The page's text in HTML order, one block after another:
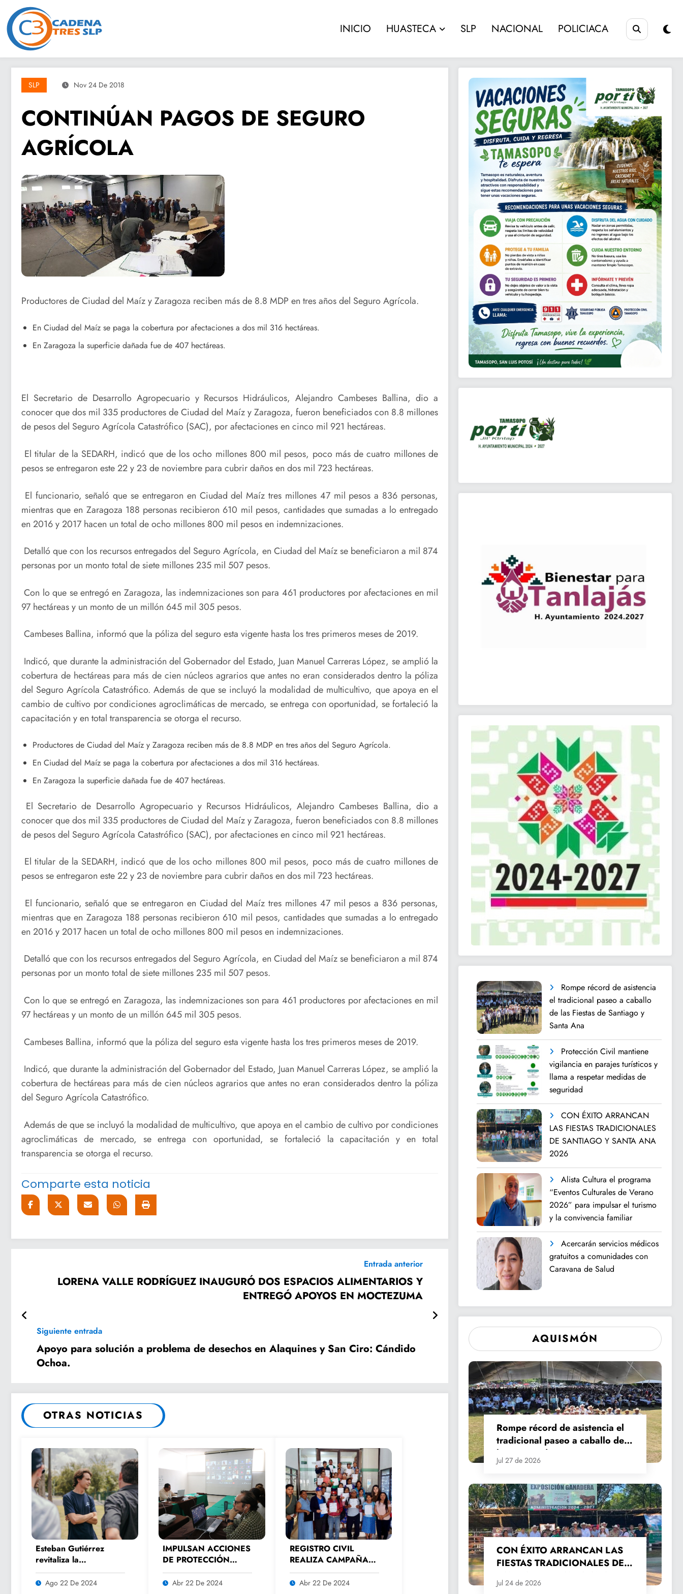
contenido
INICIO HUASTECA SLP NACIONAL POLICIACA
SLP Nov 24 De 2018
CONTINÚAN PAGOS DE SEGURO
AGRÍCOLA
Productores de Ciudad del Maíz y Zaragoza reciben más de 8.8 MDP en tres años del Seguro Agrícola.
En Ciudad del Maíz se paga la cobertura por afectaciones a dos mil 316 hectáreas.
En Zaragoza la superficie dañada fue de 407 hectáreas.
El Secretario de Desarrollo Agropecuario y Recursos Hidráulicos, Alejandro Cambeses Ballina, dio a
conocer que dos mil 335 productores de Ciudad del Maíz y Zaragoza, fueron beneficiados con 8.8 millones
de pesos del Seguro Agrícola Catastrófico (SAC), por afectaciones en cinco mil 921 hectáreas.
El titular de la SEDARH, indicó que de los ocho millones 800 mil pesos, poco más de cuatro millones de
pesos se entregaron este 22 y 23 de noviembre para cubrir daños en dos mil 723 hectáreas.
El funcionario, señaló que se entregaron en Ciudad del Maíz tres millones 47 mil pesos a 836 personas,
mientras que en Zaragoza 188 personas recibieron 610 mil pesos, cantidades que sumadas a lo entregado
en 2016 y 2017 hacen un total de ocho millones 800 mil pesos en indemnizaciones.
Detalló que con los recursos entregados del Seguro Agrícola, en Ciudad del Maíz se beneficiaron a mil 874
personas por un monto total de siete millones 235 mil 507 pesos.
Con lo que se entregó en Zaragoza, las indemnizaciones son para 461 productores por afectaciones en mil
97 hectáreas y un monto de un millón 645 mil 305 pesos.
Cambeses Ballina, informó que la póliza del seguro esta vigente hasta los tres primeros meses de 2019.
Indicó, que durante la administración del Gobernador del Estado, Juan Manuel Carreras López, se amplió la
cobertura de hectáreas para más de cien núcleos agrarios que antes no eran considerados dentro la póliza
del Seguro Agrícola Catastrófico. Además de que se incluyó la modalidad de multicultivo, que apoya en el
cambio de cultivo por condiciones agroclimáticas de mercado, se entrega con oportunidad, se fortaleció la
capacitación y en total transparencia se otorga el recurso.
Productores de Ciudad del Maíz y Zaragoza reciben más de 8.8 MDP en tres años del Seguro Agrícola.
En Ciudad del Maíz se paga la cobertura por afectaciones a dos mil 316 hectáreas.
En Zaragoza la superficie dañada fue de 407 hectáreas.
El Secretario de Desarrollo Agropecuario y Recursos Hidráulicos, Alejandro Cambeses Ballina, dio a
conocer que dos mil 335 productores de Ciudad del Maíz y Zaragoza, fueron beneficiados con 8.8 millones
de pesos del Seguro Agrícola Catastrófico (SAC), por afectaciones en cinco mil 921 hectáreas.
El titular de la SEDARH, indicó que de los ocho millones 800 mil pesos, poco más de cuatro millones de
pesos se entregaron este 22 y 23 de noviembre para cubrir daños en dos mil 723 hectáreas.
El funcionario, señaló que se entregaron en Ciudad del Maíz tres millones 47 mil pesos a 836 personas,
mientras que en Zaragoza 188 personas recibieron 610 mil pesos, cantidades que sumadas a lo entregado
en 2016 y 2017 hacen un total de ocho millones 800 mil pesos en indemnizaciones.
Detalló que con los recursos entregados del Seguro Agrícola, en Ciudad del Maíz se beneficiaron a mil 874
personas por un monto total de siete millones 235 mil 507 pesos.
Con lo que se entregó en Zaragoza, las indemnizaciones son para 461 productores por afectaciones en mil
97 hectáreas y un monto de un millón 645 mil 305 pesos.
Cambeses Ballina, informó que la póliza del seguro esta vigente hasta los tres primeros meses de 2019.
Indicó, que durante la administración del Gobernador del Estado, Juan Manuel Carreras López, se amplió la
cobertura de hectáreas para más de cien núcleos agrarios que antes no eran considerados dentro la póliza
del Seguro Agrícola Catastrófico.
Además de que se incluyó la modalidad de multicultivo, que apoya en el cambio de cultivo por condiciones
agroclimáticas de mercado, se entrega con oportunidad, se fortaleció la capacitación y en total
transparencia se otorga el recurso.
Comparte esta noticia
Entrada anterior
LORENA VALLE RODRÍGUEZ INAUGURÓ DOS ESPACIOS ALIMENTARIOS Y
ENTREGÓ APOYOS EN MOCTEZUMA
Siguiente entrada
Apoyo para solución a problema de desechos en Alaquines y San Ciro: Cándido
Ochoa.
OTRAS NOTICIAS
Esteban Gutiérrez
revitaliza la
experiencia de los
fanáticos del
Ago 22 De 2024
IMPULSAN ACCIONES
DE PROTECCIÓN
MEDIOAMBIENTAL
Abr 22 De 2024
REGISTRO CIVIL
REALIZA CAMPAÑA
PERMANENTE DE
ATENCIÓN A
Abr 22 De 2024
Rompe récord de asistencia
el tradicional paseo a caballo
de las Fiestas de Santiago y
Santa Ana
Protección Civil mantiene
vigilancia en parajes turísticos y
llama a respetar medidas de
seguridad
CON ÉXITO ARRANCAN
LAS FIESTAS TRADICIONALES
DE SANTIAGO Y SANTA ANA
2026
Alista Cultura el programa
“Eventos Culturales de Verano
2026” para impulsar el turismo
y la convivencia familiar
Acercarán servicios médicos
gratuitos a comunidades con
Caravana de Salud
AQUISMÓN
Rompe récord de asistencia el
tradicional paseo a caballo de
las Fiestas de Santiago y Santa
Ana
Jul 27 de 2026
CON ÉXITO ARRANCAN LAS
FIESTAS TRADICIONALES DE
2026
Jul 24 de 2026